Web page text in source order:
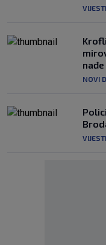
VIJESTI
NOVI
VIJESTI